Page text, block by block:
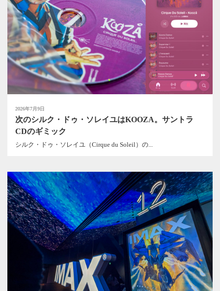
2026年7月9日
次のシルク・ドゥ・ソレイユはKOOZA。サントラ
CDのギミック
シルク・ドゥ・ソレイユ（Cirque du Soleil）の...